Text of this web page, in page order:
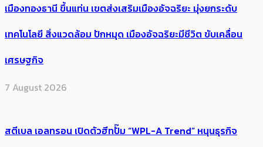
เมืองทองธานี ขึ้นแท่น เขตส่งเสริมเมืองอัจฉริยะ มุ่งยกระดับ
เทคโนโลยี สิ่งแวดล้อม ปักหมุด เมืองอัจฉริยะมีชีวิต ขับเคลื่อน
เศรษฐกิจ
7 August 2026
สตีเบล เอลทรอน เปิดตัวฮีทปั๊ม “WPL-A Trend” หนุนธุรกิจ